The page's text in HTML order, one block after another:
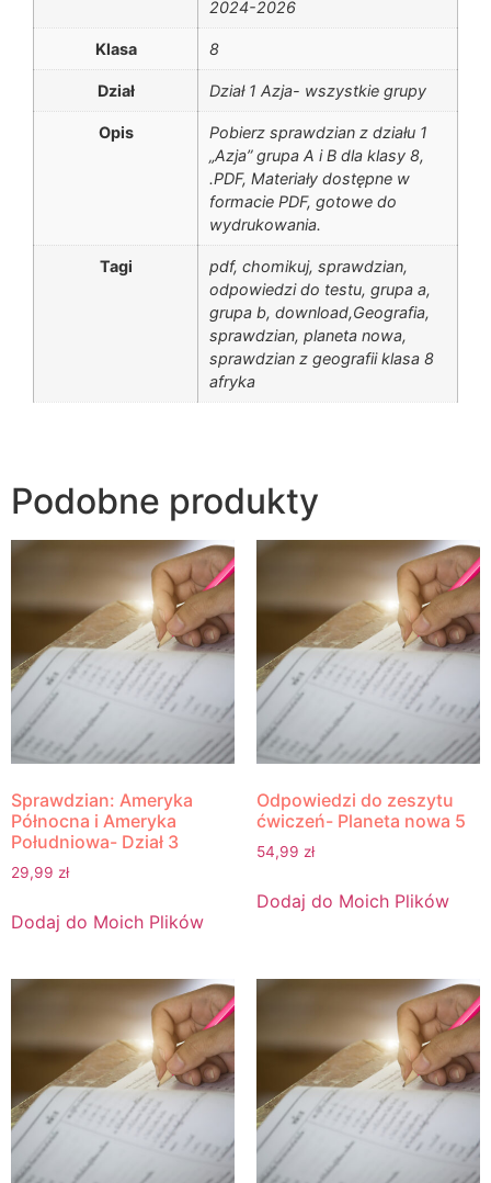
2024-2026
Klasa 8
Dział Dział 1 Azja- wszystkie grupy
Opis
Pobierz sprawdzian z działu 1
„Azja” grupa A i B dla klasy 8,
.PDF, Materiały dostępne w
formacie PDF, gotowe do
wydrukowania.
Tagi
pdf, chomikuj, sprawdzian,
odpowiedzi do testu, grupa a,
grupa b, download,Geografia,
sprawdzian, planeta nowa,
sprawdzian z geografii klasa 8
afryka
Podobne produkty
Sprawdzian: Ameryka
Północna i Ameryka
Południowa- Dział 3
29,99 zł
Dodaj do Moich Plików
Odpowiedzi do zeszytu
ćwiczeń- Planeta nowa 5
54,99 zł
Dodaj do Moich Plików